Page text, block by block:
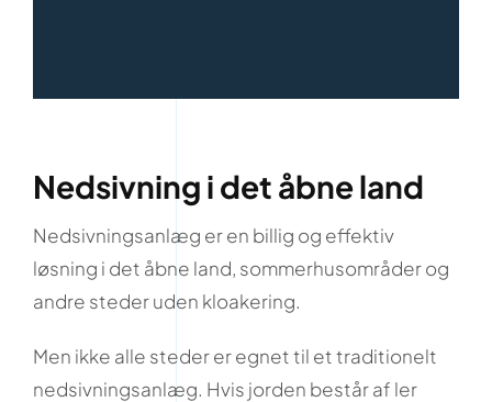
Nedsivning i det åbne land
Nedsivningsanlæg er en billig og effektiv
løsning i det åbne land, sommerhusområder og
andre steder uden kloakering.
Men ikke alle steder er egnet til et traditionelt
nedsivningsanlæg. Hvis jorden består af ler